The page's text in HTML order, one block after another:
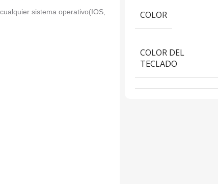
sistema operativo(IOS,
COLOR
COLOR DEL
TECLADO